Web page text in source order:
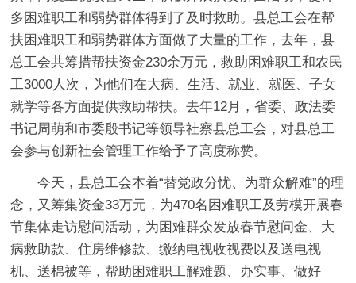
多困难职工和弱势群体得到了及时救助。县总工会在帮
扶困难职工和弱势群体方面做了大量的工作，去年，县
总工会共筹措帮扶资金230余万元，救助困难职工和农民
工3000人次，为他们在大病、生活、就业、就医、子女
就学等各方面提供救助帮扶。去年12月，省委、政法委
书记周萌和市委殷书记等领导社察县总工会，对县总工
会参与创新社会管理工作给予了高度称赞。
今天，县总工会本着“替党政分忧、为群众解难”的理
念，又筹集资金33万元，为470名困难职工及劳模开展春
节集体走访慰问活动，为困难群众发放春节慰问金、大
病救助款、住房维修款、缴纳电视收视费以及送电视
机、送棉被等，帮助困难职工解难题、办实事、做好